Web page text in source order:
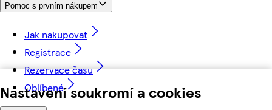
Nastavení soukromí a cookies
Pomoc s prvním nákupem
Jak nakupovat
Registrace
Rezervace času
Oblíbené